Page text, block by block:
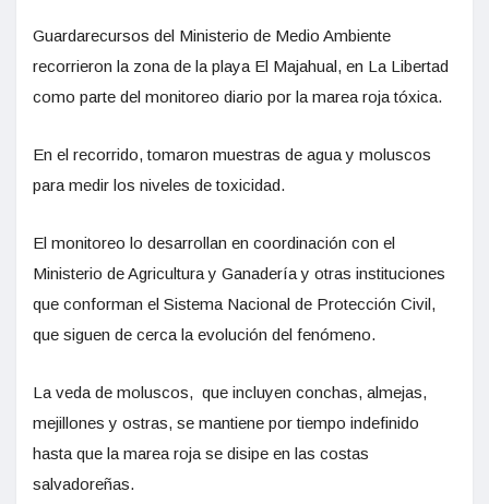
Guardarecursos del Ministerio de Medio Ambiente
recorrieron la zona de la playa El Majahual, en La Libertad
como parte del monitoreo diario por la marea roja tóxica.
En el recorrido, tomaron muestras de agua y moluscos
para medir los niveles de toxicidad.
El monitoreo lo desarrollan en coordinación con el
Ministerio de Agricultura y Ganadería y otras instituciones
que conforman el Sistema Nacional de Protección Civil,
que siguen de cerca la evolución del fenómeno.
La veda de moluscos, que incluyen conchas, almejas,
mejillones y ostras, se mantiene por tiempo indefinido
hasta que la marea roja se disipe en las costas
salvadoreñas.